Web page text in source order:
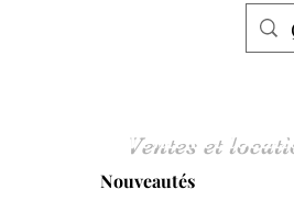
Ventes et
Nouveautés